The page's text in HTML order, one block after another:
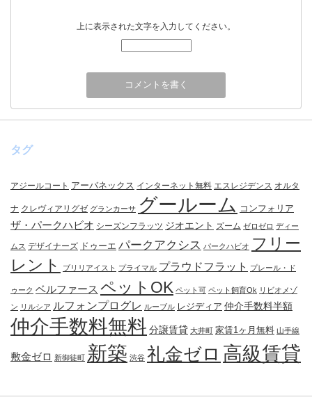
上に表示された文字を入力してください。
タグ
アジールコート アーバネックス インターネット無料 エスレジデンス オルタ
ナ クレヴィアリグゼ グランカーサ グールーム コンフォリア
ザ・パークハビオ シーズンフラッツ ジオエント ズーム ゼロゼロ ディー
ムス デザイナーズ ドゥーエ パークアクシス パークハビオ フリー
レント
ブリリアイスト プライマル プラウドフラット プレール・ド
ゥーク ベルファース ペットOK ペット可 ペット飼育Ok リビオメゾ
ン リルシア ルフォンプログレ ルーブル レジディア 仲介手数料半額
仲介手数料無料 分譲賃貸 大井町 家賃1ヶ月無料 山手線
敷金ゼロ 新御徒町 新築 渋谷 礼金ゼロ 高級賃貸